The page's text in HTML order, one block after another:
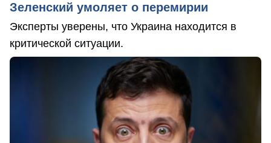
Зеленский умоляет о перемирии
Эксперты уверены, что Украина находится в
критической ситуации.